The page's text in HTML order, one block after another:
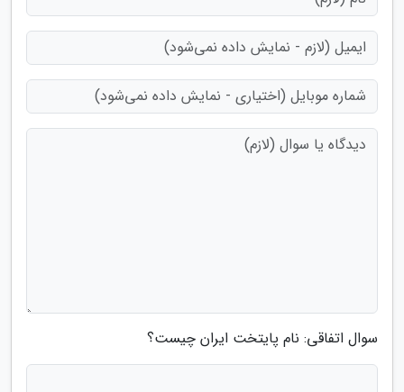
سوال اتفاقی: نام پایتخت ایران چیست؟